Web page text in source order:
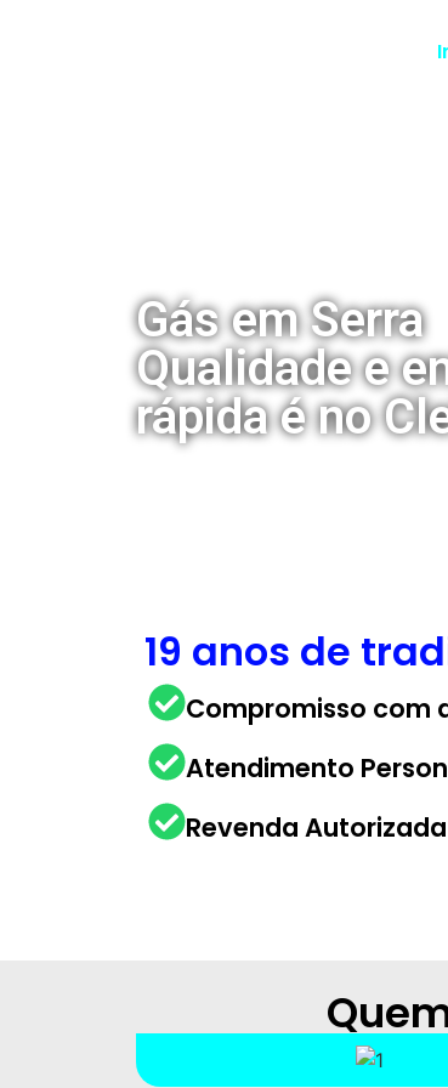
Gás em Serra
Qualidade e
rápida é no
19 anos de
Compromisso com
Atendimento
Revenda